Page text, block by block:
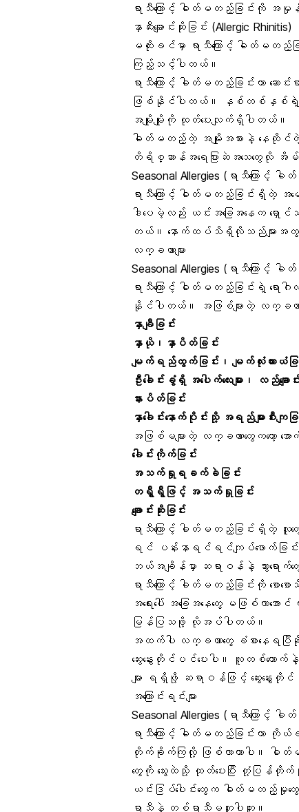
ရာသီကြောင့် ဓါတ်မတည့်ခြင်းကို အမှုန်အမွှ
နှာဆီးချောင်းဆိုးခြင်း (Allergic
မထိုးခင်မှာ ရာသီကြောင့် ဓါတ်မတ
ကြည့်သင့်ပါတယ်။
ရာသီကြောင့် ဓါတ်မတည့်ခြင်းဟာ ဆေ
ဖြစ်နိုင်ပါတယ်။ နှစ်တစ်နှစ်ရဲ့
အမျိုးမျိုးကို ထုတ်ပေးလျက်ရှိပါတယ်။
ဓါတ်မတည့်တဲ့ အမျိုးအစားနဲ့ နေထိုင်တဲ့
တိရိစ္ဆာန်အရေပြားဆဲအသေတွေလို
Seasonal Allergies (ရာသီကြောင့်
ရာသီကြောင့် ဓါတ်မတည့်ခြင်းရှိတဲ့
ဒါပေမဲ့လည်း ယင်းအခြေအနေက ရှော
တယ်။ နောက်ထပ်သိရှိလိုသည်များအတွက်
လက္ခဏာများ
Seasonal Allergies (ရာသီကြော
ရာသီကြောင့် ဓါတ်မတည့်ခြင်းရဲ့ ရော
နိုင်ပါတယ်။ အဖြစ်များတဲ့ လက္ခဏ
နှာချီခြင်း
နှာယို၊နှာပိတ်ခြင်း
မျက်ရည်ထွက်ခြင်း၊ မျက်လုံးယားယံခြ
ဦးခေါင်းခွံရှိ အပေါက်လေးများ၊ လည်ချ
နားပိတ်ခြင်း
နှာခေါင်းနောက်ပိုင်းသို့ အရည်များစီးကျခ
အဖြစ်မများတဲ့ လက္ခဏာတွေကတော့
ခေါင်းကိုက်ခြင်း
အသက်ရှုရခက်ခဲခြင်း
တရွှီရွီဖြင့် အသက်ရှုခြင်း
ချောင်းဆိုးခြင်း
ရာသီကြောင့် ဓါတ်မတည့်ခြင်းရှိ
ရင် ပန်းနာရင်ရင်ကျပ်ဖောက်ခြ
ဘယ်အချိန်မှာ ဆရာဝန်နဲ့ သွားရေ
ရာသီကြောင့် ဓါတ်မတည့်ခြင်းကို စောစ
အရေးပေါ် အခြေအနေတွေ မဖြစ်လ
မြန်ပြသဖို့ လိုအပ်ပါတယ်။
အထက်ပါ လက္ခဏာတွေ ခံစားနေရ
ဆွေးနွေးတိုင်ပင်ပေးပါ။ လူတစ်ယောက်
များ ရရှိဖို့ ဆရာဝန်ဖြင့် ဆွေးနွေးတို
အကြောင်းရင်းများ
Seasonal Allergies (ရာသီကြောင့်
ရာသီကြောင့် ဓါတ်မတည့်ခြင်းဟာ
တိုက်ခိုက်ကြလို့ ဖြစ်လာတာပါ။ ဓါတ်
တွေကို သွေးထဲသို့ ထုတ်ပေးပြီး တုံ့ပြန်
ယင်းဒြပ်ပေါင်းတွေက ဓါတ်မတည့်မှု
ရာသီနဲ့ တစ်ရာသီမတူပါဘူး။